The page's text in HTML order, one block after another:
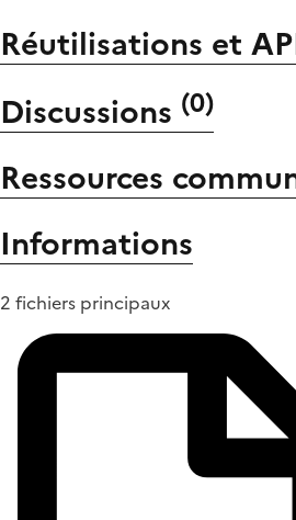
Réutilisations et
Discussions (0)
Ressources
Informations
2 fichiers principaux